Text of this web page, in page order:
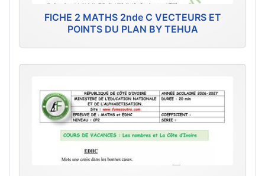
FICHE 2 MATHS 2nde C VECTEURS ET
POINTS DU PLAN BY TEHUA